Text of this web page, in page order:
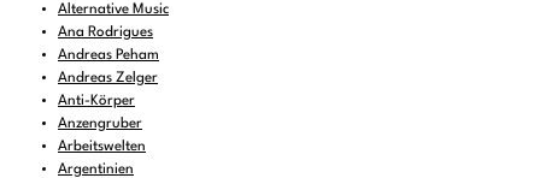
Alternative Music
Ana Rodrigues
Andreas Peham
Andreas Zelger
Anti-Körper
Anzengruber
Arbeitswelten
Argentinien